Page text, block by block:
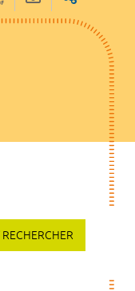
RECHERCHER